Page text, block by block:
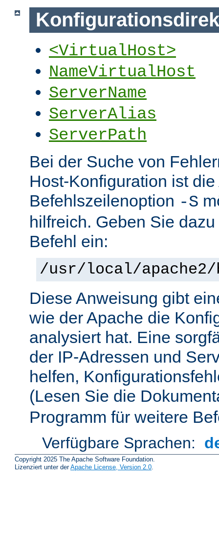
<VirtualHost>
NameVirtualHost
ServerName
ServerAlias
ServerPath
Bei der Suche von
Host-Konfiguration ist
Befehlszeilenoption -S
hilfreich. Geben Sie
Befehl ein:
/usr/local/
Diese Anweisung gibt
wie der Apache die
analysiert hat. Eine
der IP-Adressen und
helfen,
(Lesen Sie die
Programm für weitere
Verfügbare Sprachen:
Copyright 2025 The Apache Software Foundation.
Lizenziert unter derApache License, Version 2.0.